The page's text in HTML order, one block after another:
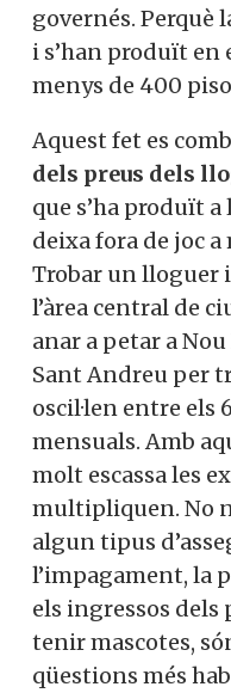
governés.
i s’han produït en
menys de 400
Aquest fet es
dels preus dels
que s’ha produït
deixa fora de joc
Trobar un lloguer
l’àrea central de
anar a petar a
Sant Andreu per
oscil·len entre els
mensuals. Amb
molt escassa les
multipliquen. No
algun tipus
l’impagament, la
els ingressos
tenir mascotes,
qüestions més